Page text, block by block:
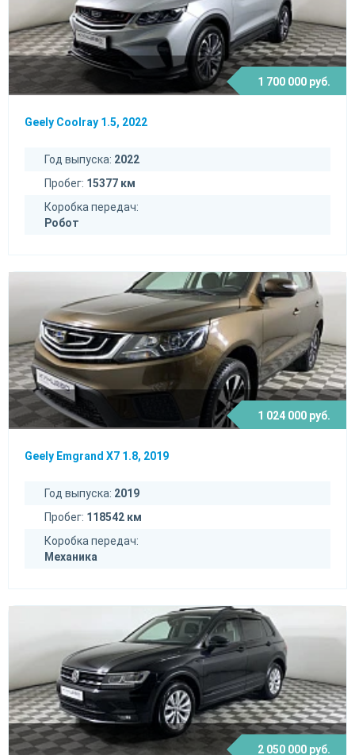
1 700 000 руб.
Geely Coolray 1.5, 2022
Год выпуска: 2022
Пробег: 15377 км
Коробка передач:
Робот
1 024 000 руб.
Geely Emgrand X7 1.8, 2019
Год выпуска: 2019
Пробег: 118542 км
Коробка передач:
Механика
2 050 000 руб.